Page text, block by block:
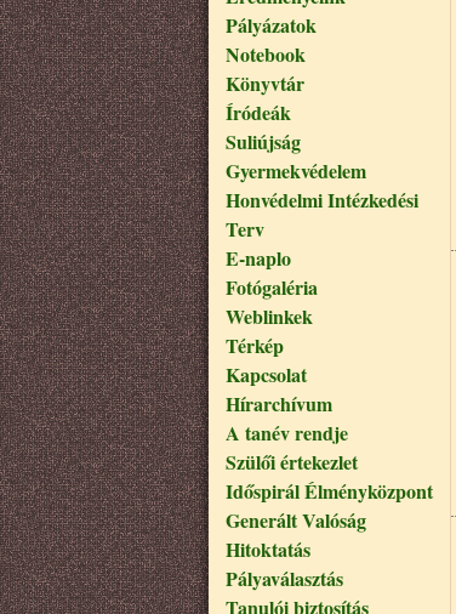
Pályázatok
Notebook
Könyvtár
Íródeák
Suliújság
Gyermekvédelem
Honvédelmi Intézkedési
Terv
E-naplo
Fotógaléria
Weblinkek
Térkép
Kapcsolat
Hírarchívum
A tanév rendje
Szülői értekezlet
Időspirál Élményközpont
Generált Valóság
Hitoktatás
Pályaválasztás
Tanulói biztosítás